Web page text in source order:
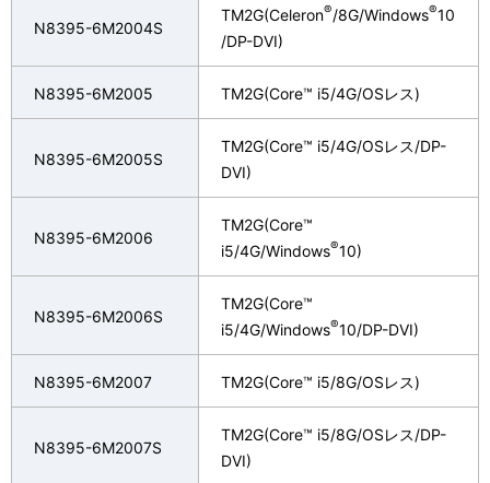
N8395-6M2004S
TM2G(Celeron®/8G/Windows®10
/DP-DVI)
N8395-6M2005 TM2G(Core™ i5/4G/OSレス)
N8395-6M2005S
TM2G(Core™ i5/4G/OSレス/DP-
DVI)
N8395-6M2006
TM2G(Core™
i5/4G/Windows®10)
N8395-6M2006S
TM2G(Core™
i5/4G/Windows®10/DP-DVI)
N8395-6M2007 TM2G(Core™ i5/8G/OSレス)
N8395-6M2007S
TM2G(Core™ i5/8G/OSレス/DP-
DVI)